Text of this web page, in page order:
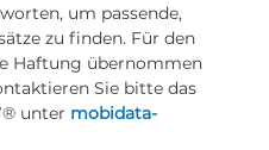
um passende,
zu finden. Für den
Haftung übernommen
Sie bitte das
unter mobidata-